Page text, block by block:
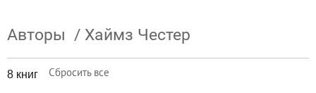
Авторы / Хаймз Честер
8 книг Сбросить все